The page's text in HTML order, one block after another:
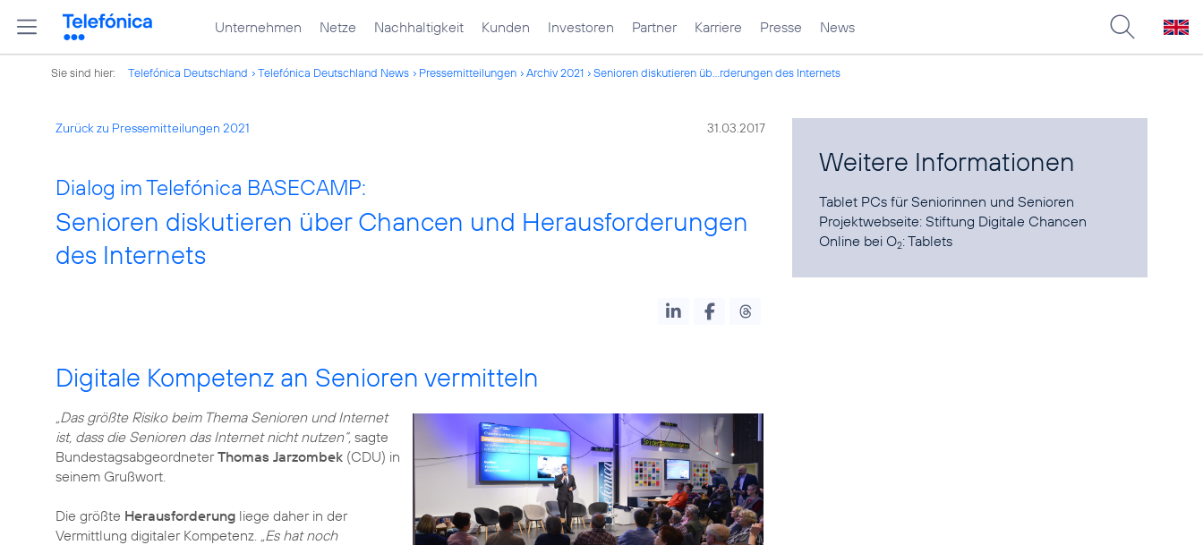
Unternehmen Netze Nachhaltigkeit Kunden Investoren Partner Karriere Presse News
Sie sind hier: Telefónica Deutschland Telefónica Deutschland News Pressemitteilungen Archiv 2021 Senioren diskutieren üb...rderungen des Internets
Zurück zu Pressemitteilungen 2021 31.03.2017
Dialog im Telefónica BASECAMP:
Senioren diskutieren über Chancen und Herausforderungen
des Internets
Digitale Kompetenz an Senioren vermitteln
„Das größte Risiko beim Thema Senioren und Internet
ist, dass die Senioren das Internet nicht nutzen“, sagte
BundestagsabgeordneterThomas Jarzombek (CDU) in
seinem Grußwort.
Die größte Herausforderung liege daher in der
Vermittlung digitaler Kompetenz. „Es hat noch
Weitere Informationen
Tablet PCs für Seniorinnen und Senioren
Projektwebseite:Stiftung Digitale Chancen
Online bei O2:Tablets